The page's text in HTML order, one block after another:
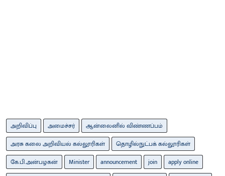
அறிவிப்பு அமைச்சர்
ஆன்லைனில் விண்ணப்பம்
அரசு கலை அறிவியல் கல்லூரிகள்
தொழில்நுட்பக் கல்லூரிகள்
கே.பி.அன்பழகன்
Minister announcement join
apply online